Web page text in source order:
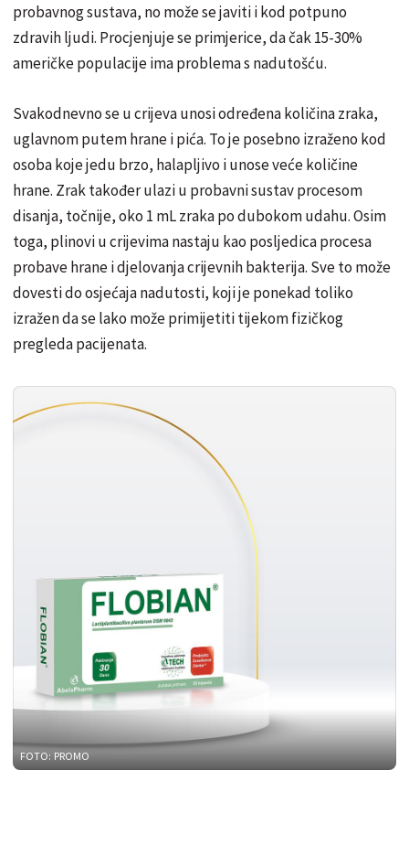
probavnog sustava, no može se javiti i kod potpuno
zdravih ljudi. Procjenjuje se primjerice, da čak 15-30%
američke populacije ima problema s nadutošću.
Svakodnevno se u crijeva unosi određena količina zraka,
uglavnom putem hrane i pića. To je posebno izraženo kod
osoba koje jedu brzo, halapljivo i unose veće količine
hrane. Zrak također ulazi u probavni sustav procesom
disanja, točnije, oko 1 mL zraka po dubokom udahu. Osim
toga, plinovi u crijevima nastaju kao posljedica procesa
probave hrane i djelovanja crijevnih bakterija. Sve to može
dovesti do osjećaja nadutosti, koji je ponekad toliko
izražen da se lako može primijetiti tijekom fizičkog
pregleda pacijenata.
FOTO: PROMO